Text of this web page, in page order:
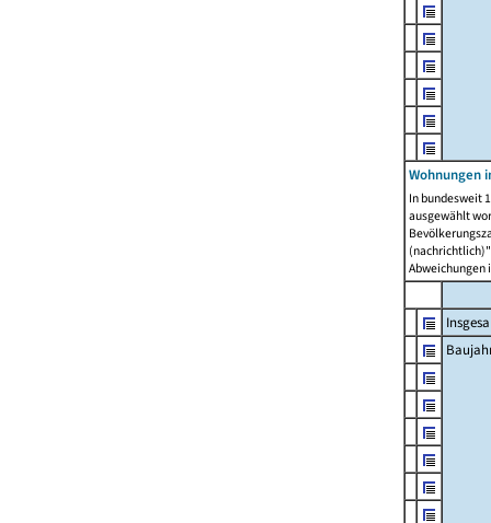
Wohnungen
In bundesweit
ausgewählt
Abweichungen